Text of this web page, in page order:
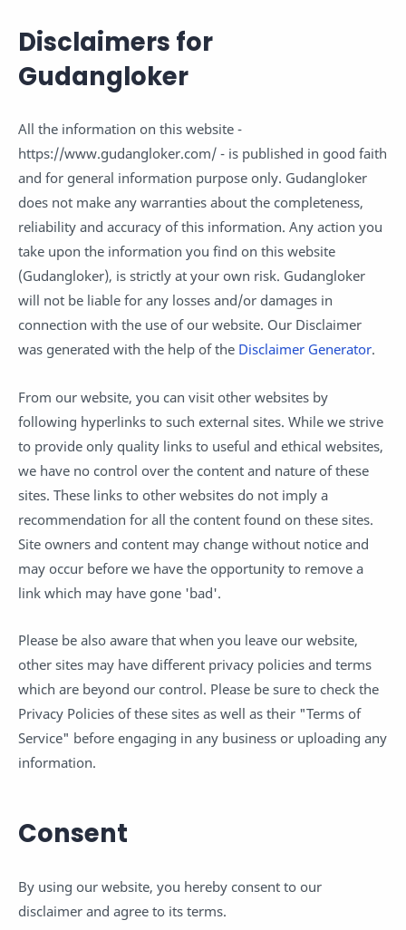
Disclaimers for
Gudangloker
All the information on this website -
https://www.gudangloker.com/ - is published in good faith
and for general information purpose only. Gudangloker
does not make any warranties about the completeness,
reliability and accuracy of this information. Any action you
take upon the information you find on this website
(Gudangloker), is strictly at your own risk. Gudangloker
will not be liable for any losses and/or damages in
connection with the use of our website. Our Disclaimer
was generated with the help of the Disclaimer Generator.
From our website, you can visit other websites by
following hyperlinks to such external sites. While we strive
to provide only quality links to useful and ethical websites,
we have no control over the content and nature of these
sites. These links to other websites do not imply a
recommendation for all the content found on these sites.
Site owners and content may change without notice and
may occur before we have the opportunity to remove a
link which may have gone 'bad'.
Please be also aware that when you leave our website,
other sites may have different privacy policies and terms
which are beyond our control. Please be sure to check the
Privacy Policies of these sites as well as their "Terms of
Service" before engaging in any business or uploading any
information.
Consent
By using our website, you hereby consent to our
disclaimer and agree to its terms.